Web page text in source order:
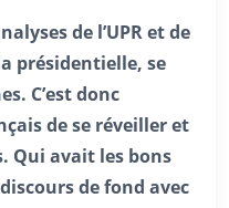
de l’UPR et de
présidentielle, se
C’est donc
de se réveiller et
Qui avait les bons
de fond avec